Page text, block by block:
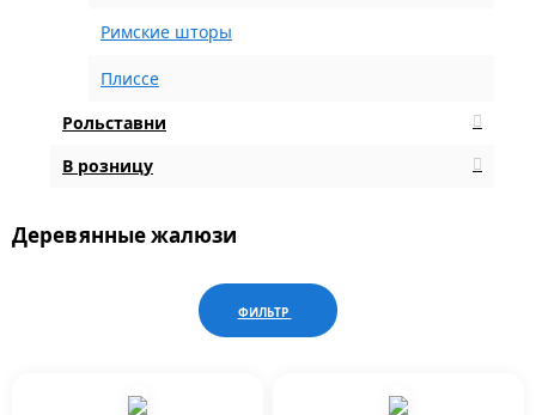
Римские шторы
Плиссе
Рольставни
В розницу
Деревянные жалюзи
ФИЛЬТР